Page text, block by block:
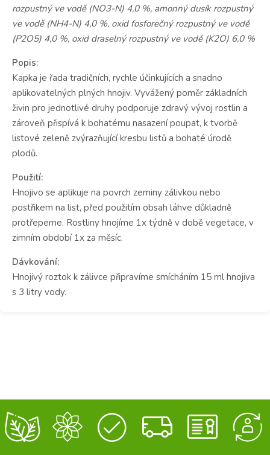
rozpustný ve vodě (NO3-N) 4,0 %, amonný dusík rozpustný
ve vodě (NH4-N) 4,0 %, oxid fosforečný rozpustný ve vodě
(P2O5) 4,0 %, oxid draselný rozpustný ve vodě (K2O) 6,0 %
Popis:
Kapka je řada tradičních, rychle účinkujících a snadno
aplikovatelných plných hnojiv. Vyvážený poměr základních
živin pro jednotlivé druhy podporuje zdravý vývoj rostlin a
zároveň přispívá k bohatému nasazení poupat, k tvorbě
listové zeleně zvýrazňující kresbu listů a bohaté úrodě
plodů.
Použití:
Hnojivo se aplikuje na povrch zeminy zálivkou nebo
postřikem na list, před použitím obsah láhve důkladně
protřepeme. Rostliny hnojíme 1x týdně v době vegetace, v
zimním období 1x za měsíc.
Dávkování:
Hnojivý roztok k zálivce připravíme smícháním 15 ml hnojiva
s 3 litry vody.